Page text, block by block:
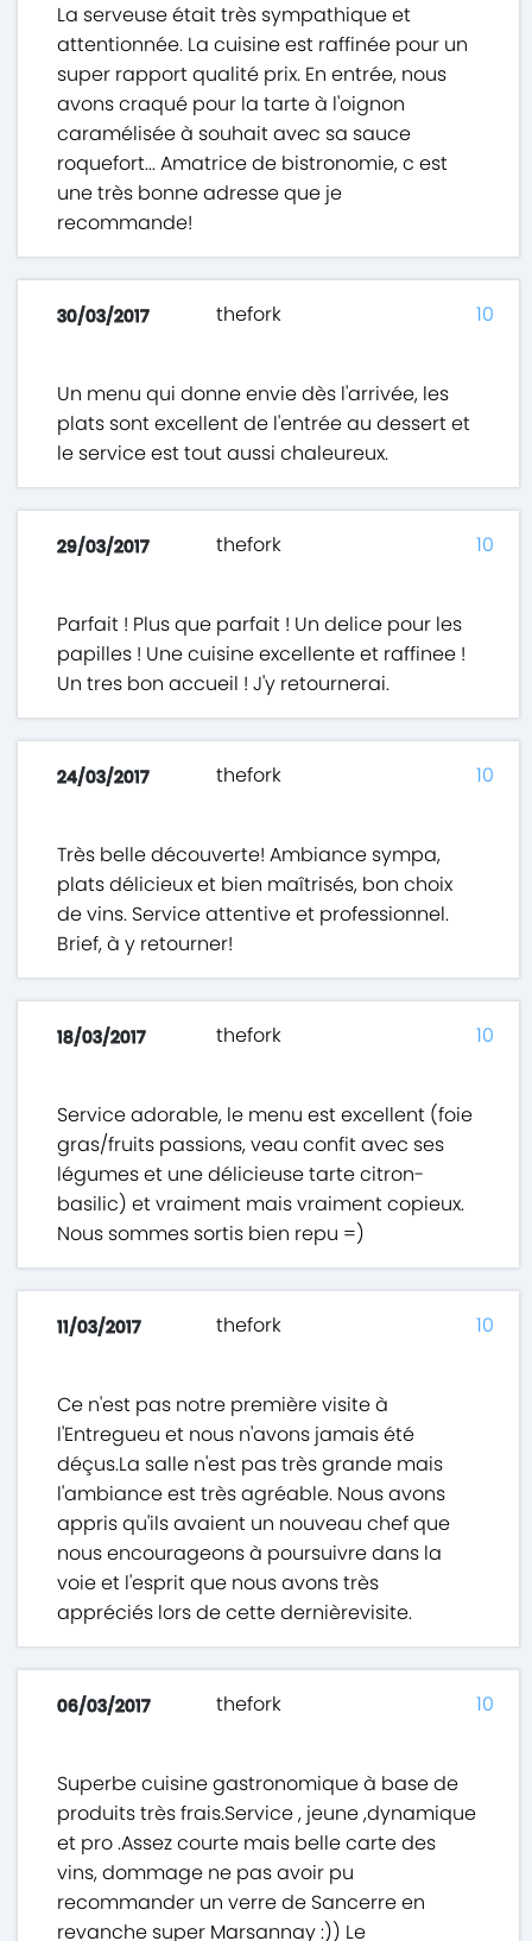
La serveuse était très sympathique et
attentionnée. La cuisine est raffinée pour un
super rapport qualité prix. En entrée, nous
avons craqué pour la tarte à l'oignon
caramélisée à souhait avec sa sauce
roquefort... Amatrice de bistronomie, c est
une très bonne adresse que je
recommande!
30/03/2017 thefork
Un menu qui donne envie dès l'arrivée, les
plats sont excellent de l'entrée au dessert et
le service est tout aussi chaleureux.
10
29/03/2017 thefork
Parfait ! Plus que parfait ! Un delice pour les
papilles ! Une cuisine excellente et raffinee !
Un tres bon accueil ! J'y retournerai.
10
24/03/2017 thefork
Très belle découverte! Ambiance sympa,
plats délicieux et bien maîtrisés, bon choix
de vins. Service attentive et professionnel.
Brief, à y retourner!
10
18/03/2017 thefork
Service adorable, le menu est excellent (foie
gras/fruits passions, veau confit avec ses
légumes et une délicieuse tarte citron-
basilic) et vraiment mais vraiment copieux.
Nous sommes sortis bien repu =)
10
11/03/2017 thefork
Ce n'est pas notre première visite à
l'Entregueu et nous n'avons jamais été
déçus.La salle n'est pas très grande mais
l'ambiance est très agréable. Nous avons
appris qu'ils avaient un nouveau chef que
nous encourageons à poursuivre dans la
voie et l'esprit que nous avons très
appréciés lors de cette dernièrevisite.
10
06/03/2017 thefork
Superbe cuisine gastronomique à base de
produits très frais.Service , jeune ,dynamique
et pro .Assez courte mais belle carte des
vins, dommage ne pas avoir pu
recommander un verre de Sancerre en
revanche super Marsannay :)) Le
10